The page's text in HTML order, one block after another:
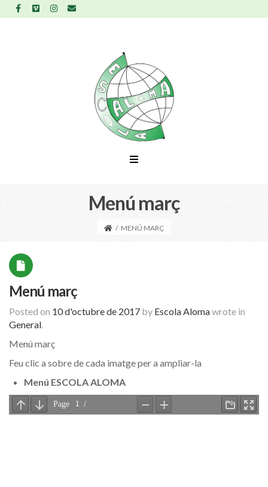
Menú març
/ MENÚ MARÇ
Menú març
Posted on 10 d'octubre de 2017 by Escola Alomawrote in
General.
Menú març
Feu clic a sobre de cada imatge per a ampliar-la
Menú ESCOLA ALOMA